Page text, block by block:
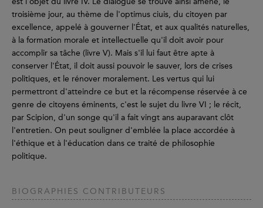
troisième jour, au thème de l'optimus ciuis, du citoyen par
excellence, appelé à gouverner l'État, et aux qualités naturelles,
à la formation morale et intellectuelle qu'il doit avoir pour
accomplir sa tâche (livre V). Mais s'il lui faut être apte à
conserver l'État, il doit aussi pouvoir le sauver, lors de crises
politiques, et le rénover moralement. Les vertus qui lui
permettront d'atteindre ce but et la récompense réservée à ce
genre de citoyens éminents, c'est le sujet du livre VI ; le récit,
par Scipion, d'un songe qu'il a fait vingt ans auparavant clôt
l'entretien. On peut souligner d'emblée la place accordée à
l'éthique et à l'éducation dans ce traité de philosophie
politique.
BIOGRAPHIES CONTRIBUTEURS